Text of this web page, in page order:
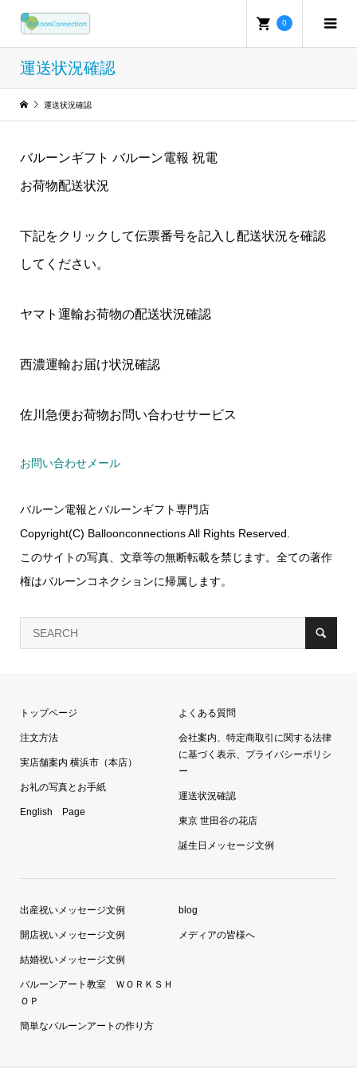
0
運送状況確認
運送状況確認
バルーンギフト バルーン電報 祝電
お荷物配送状況
下記をクリックして伝票番号を記入し配送状況を確認
してください。
ヤマト運輸お荷物の配送状況確認
西濃運輸お届け状況確認
佐川急便お荷物お問い合わせサービス
お問い合わせメール
バルーン電報とバルーンギフト専門店
Copyright(C) Balloonconnections All Rights Reserved.
このサイトの写真、文章等の無断転載を禁じます。全ての著作
権はバルーンコネクションに帰属します。
トップページ
注文方法
実店舗案内 横浜市（本店）
お礼の写真とお手紙
English Page
よくある質問
会社案内、特定商取引に関する法律
に基づく表示、プライバシーポリシ
ー
運送状況確認
東京 世田谷の花店
誕生日メッセージ文例
出産祝いメッセージ文例
開店祝いメッセージ文例
結婚祝いメッセージ文例
バルーンアート教室 ＷＯＲＫＳＨ
ＯＰ
簡単なバルーンアートの作り方
blog
メディアの皆様へ